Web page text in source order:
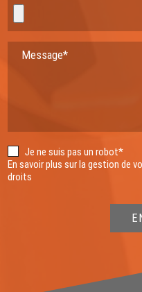
Message*
Je ne suis pas un robot*
En savoir plus sur la gestion de
droits